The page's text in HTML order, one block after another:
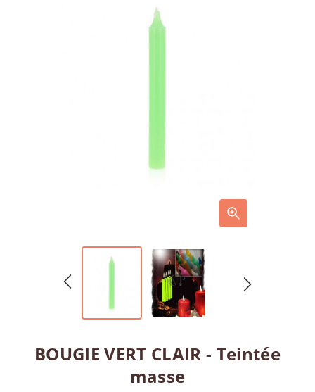
BOUGIE VERT CLAIR - Teintée
masse